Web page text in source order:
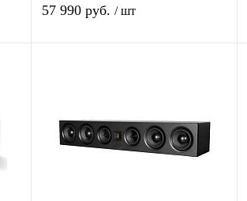
57 990 руб. / шт
В избранное Под заказ